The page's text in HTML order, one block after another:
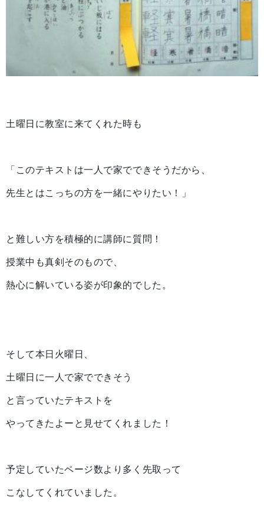
土曜日に教室に来てくれた時も
「このテキストは一人で家でできそうだから、
先生とはこっちの方を一緒にやりたい！」
と難しい方を積極的に講師に質問！
授業中も真剣そのもので、
熱心に解いている姿が印象的でした。
そして本日火曜日、
土曜日に一人で家でできそう
と言っていたテキストを
やってきたよーと見せてくれました！
予定していたページ数より多く先取って
こなしてくれていました。